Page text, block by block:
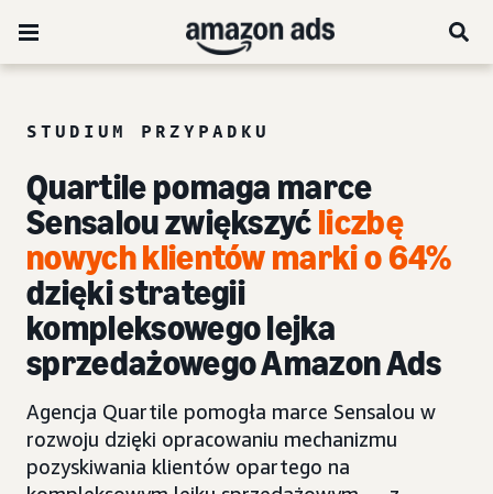
STUDIUM PRZYPADKU
Quartile pomaga marce
Sensalou zwiększyćliczbę
nowych klientów marki o 64%
dzięki strategii
kompleksowego lejka
sprzedażowego Amazon Ads
Agencja Quartile pomogła marce Sensalou w
rozwoju dzięki opracowaniu mechanizmu
pozyskiwania klientów opartego na